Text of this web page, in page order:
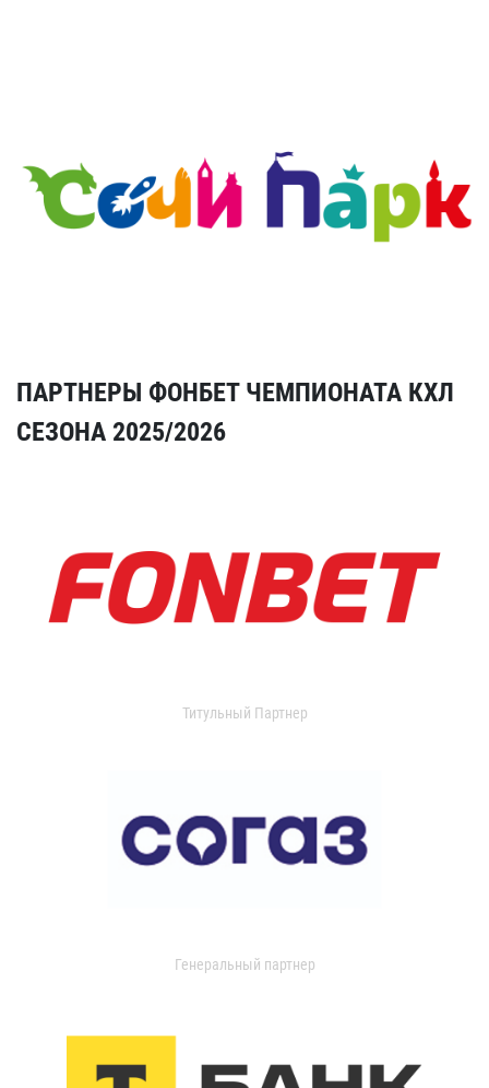
ПАРТНЕРЫ ФОНБЕТ ЧЕМПИОНАТА КХЛ
СЕЗОНА 2025/2026
Титульный Партнер
Генеральный партнер